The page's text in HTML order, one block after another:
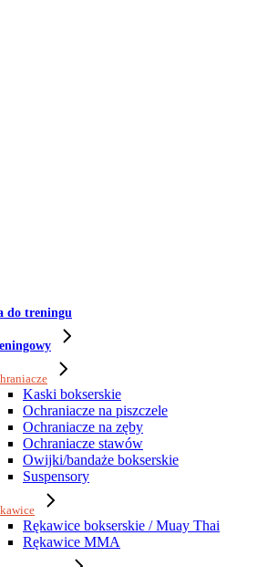
do treningu
Kaski bokserskie
Ochraniacze na piszczele
Ochraniacze na zęby
Ochraniacze stawów
Owijki/bandaże bokserskie
Suspensory
Rękawice bokserskie / Muay Thai
Rękawice MMA